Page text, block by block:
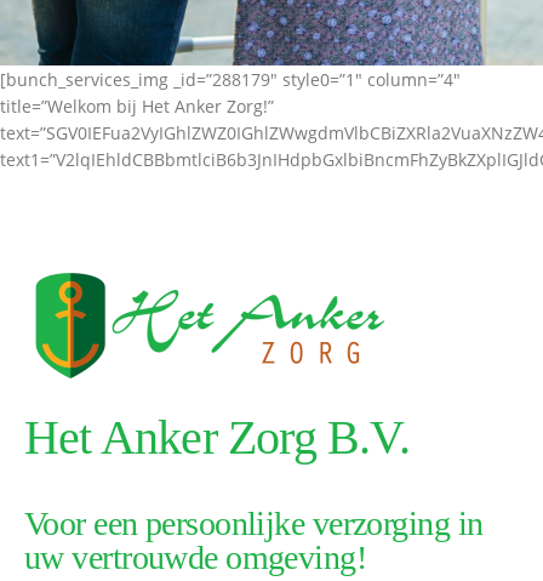
[bunch_services_img _id=”288179″ style0=”1″ column=”4″
title=”Welkom bij Het Anker Zorg!”
Het Anker Zorg B.V.
Voor een persoonlijke verzorging in
uw vertrouwde omgeving!